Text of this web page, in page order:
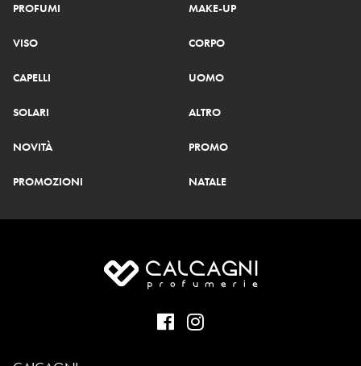
PROFUMI MAKE-UP
VISO CORPO
CAPELLI UOMO
SOLARI ALTRO
NOVITÀ PROMO
PROMOZIONI NATALE